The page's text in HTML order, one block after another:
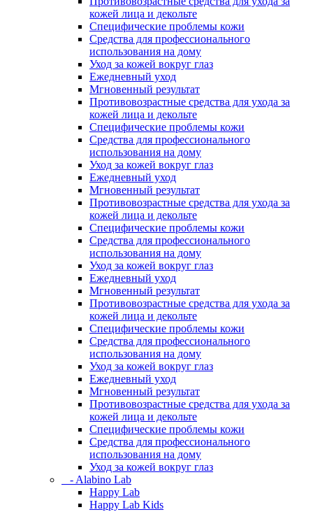
кожей лица и декольте
Специфические проблемы кожи
Средства для профессионального
использования на дому
Уход за кожей вокруг глаз
Ежедневный уход
Мгновенный результат
Противовозрастные средства для ухода за
кожей лица и декольте
Специфические проблемы кожи
Средства для профессионального
использования на дому
Уход за кожей вокруг глаз
Ежедневный уход
Мгновенный результат
Противовозрастные средства для ухода за
кожей лица и декольте
Специфические проблемы кожи
Средства для профессионального
использования на дому
Уход за кожей вокруг глаз
Ежедневный уход
Мгновенный результат
Противовозрастные средства для ухода за
кожей лица и декольте
Специфические проблемы кожи
Средства для профессионального
использования на дому
Уход за кожей вокруг глаз
Ежедневный уход
Мгновенный результат
Противовозрастные средства для ухода за
кожей лица и декольте
Специфические проблемы кожи
Средства для профессионального
использования на дому
Уход за кожей вокруг глаз
- Alabino Lab
Happy Lab
Happy Lab Kids